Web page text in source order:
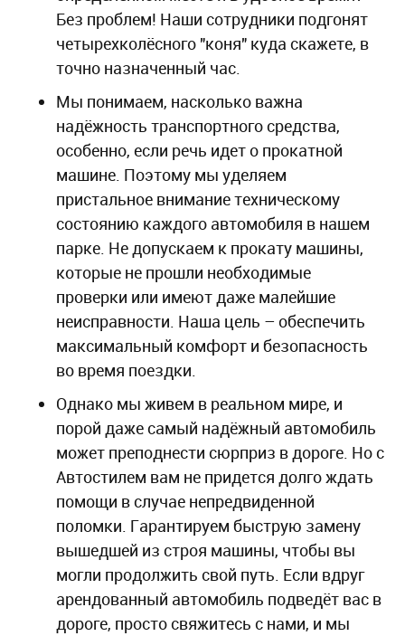
Без проблем! Наши сотрудники подгонят
четырехколёсного "коня" куда скажете, в
точно назначенный час.
Мы понимаем, насколько важна
надёжность транспортного средства,
особенно, если речь идет о прокатной
машине. Поэтому мы уделяем
пристальное внимание техническому
состоянию каждого автомобиля в нашем
парке. Не допускаем к прокату машины,
которые не прошли необходимые
проверки или имеют даже малейшие
неисправности. Наша цель – обеспечить
максимальный комфорт и безопасность
во время поездки.
Однако мы живем в реальном мире, и
порой даже самый надёжный автомобиль
может преподнести сюрприз в дороге. Но с
Автостилем вам не придется долго ждать
помощи в случае непредвиденной
поломки. Гарантируем быструю замену
вышедшей из строя машины, чтобы вы
могли продолжить свой путь. Если вдруг
арендованный автомобиль подведёт вас в
дороге, просто свяжитесь с нами, и мы